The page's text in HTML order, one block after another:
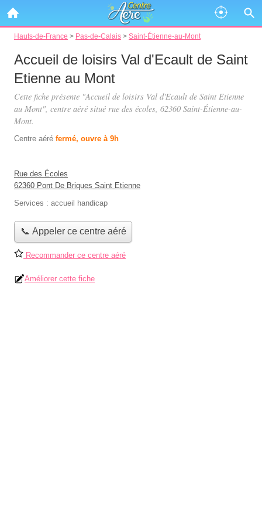
Hauts-de-France > Pas-de-Calais > Saint-Étienne-au-Mont
Accueil de loisirs Val d'Ecault de Saint
Etienne au Mont
Cette fiche présente "Accueil de loisirs Val d'Ecault de Saint Etienne
au Mont", centre aéré situé rue des écoles, 62360 Saint-Étienne-au-
Mont.
Centre aéré fermé, ouvre à 9h
Rue des Écoles
62360 Pont De Briques Saint Etienne
Services : accueil handicap
📞 Appeler ce centre aéré
Recommander ce centre aéré
Améliorer cette fiche